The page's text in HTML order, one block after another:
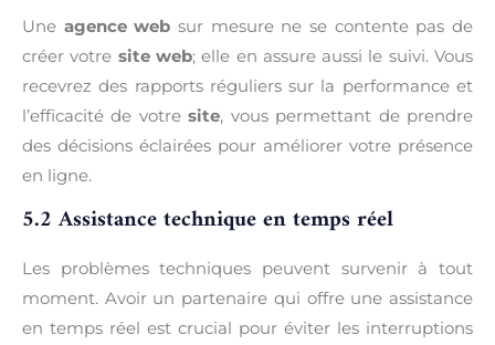
Une agence web sur mesure ne se contente pas de
créer votre site web; elle en assure aussi le suivi. Vous
recevrez des rapports réguliers sur la performance et
l’efficacité de votresite, vous permettant de prendre
des décisions éclairées pour améliorer votre présence
en ligne.
5.2 Assistance technique en temps réel
Les problèmes techniques peuvent survenir à tout
moment. Avoir un partenaire qui offre une assistance
en temps réel est crucial pour éviter les interruptions